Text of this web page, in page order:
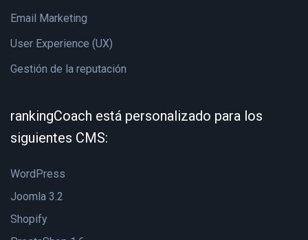
Email Marketing
User Experience (UX)
Gestión de la reputación
rankingCoach está personalizado para los
siguientes CMS:
WordPress
Joomla 3.2
Shopify